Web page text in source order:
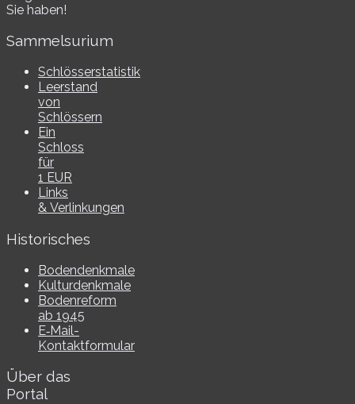
Sie haben!
Sammelsurium
Schlösserstatistik
Leerstand
von
Schlössern
Ein
Schloss
für
1 EUR
Links
& Verlinkungen
Historisches
Bodendenkmale
Kulturdenkmale
Bodenreform
ab 1945
E‑Mail-​​
Kontaktformular
Über das
Portal